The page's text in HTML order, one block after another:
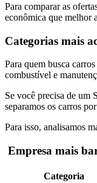
Para comparar as
econômica que melhor
Categorias mais
Para quem busca
combustível e
Se você precisa de um
separamos os carros
Para isso, analisamos
Empresa mais
Categoria